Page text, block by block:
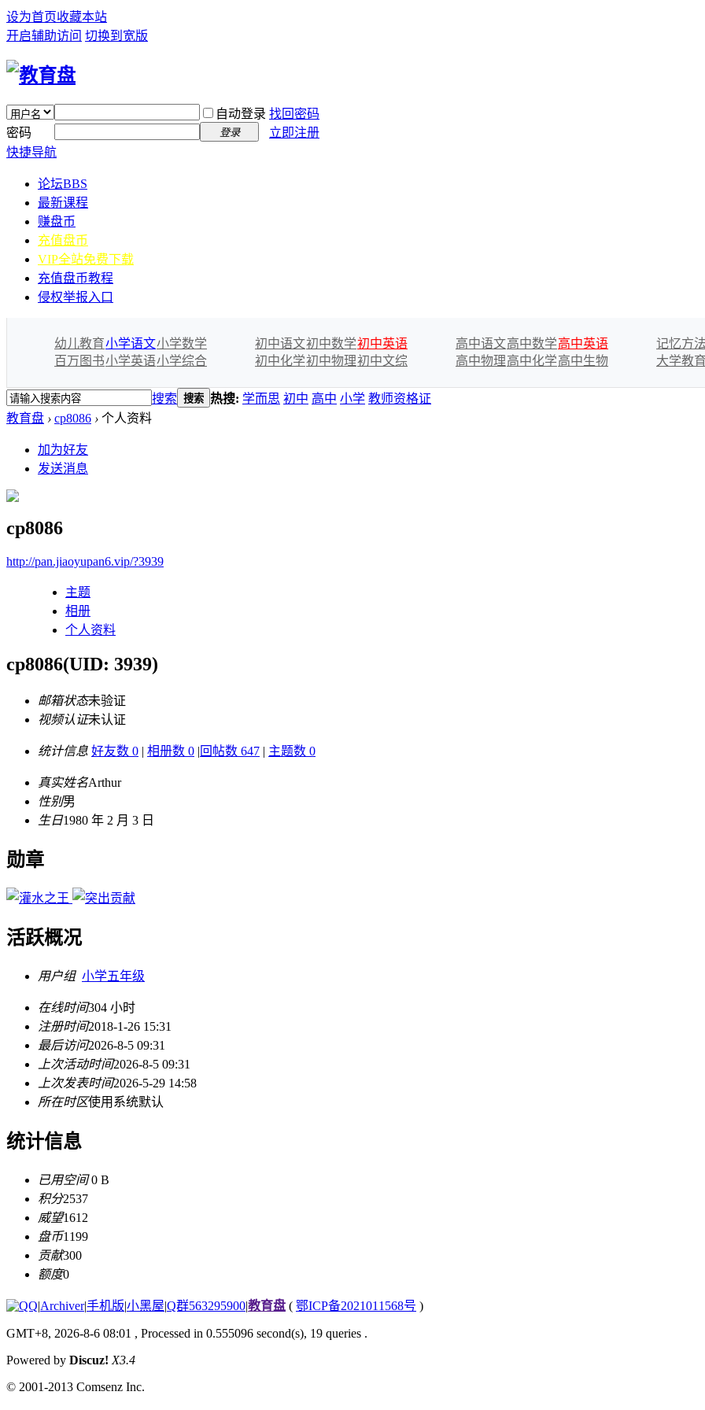
设为首页收藏本站
开启辅助访问 切换到宽版
自动登录 找回密码
密码
登录
立即注册
快捷导航
论坛BBS
最新课程
赚盘币
充值盘币
VIP全站免费下载
充值盘币教程
侵权举报入口
幼儿教育小学语文小学数学
百万图书小学英语小学综合
初中语文初中数学初中英语
初中化学初中物理初中文综
高中语文高中数学高中英语
高中物理高中化学高中生物
记忆方法
大学教育
搜索 搜索 热搜: 学而思 初中 高中 小学 教师资格证
教育盘 › cp8086 › 个人资料
加为好友
发送消息
cp8086
http://pan.jiaoyupan6.vip/?3939
主题
相册
个人资料
cp8086(UID: 3939)
邮箱状态未验证
视频认证未认证
统计信息 好友数 0 | 相册数 0 |回帖数 647 | 主题数 0
真实姓名Arthur
性别男
生日1980 年 2 月 3 日
勋章
活跃概况
用户组 小学五年级
在线时间304 小时
注册时间2018-1-26 15:31
最后访问2026-8-5 09:31
上次活动时间2026-8-5 09:31
上次发表时间2026-5-29 14:58
所在时区使用系统默认
统计信息
已用空间0 B
积分2537
威望1612
盘币1199
贡献300
额度0
|Archiver|手机版|小黑屋|Q群563295900|教育盘 ( 鄂ICP备2021011568号 )
GMT+8, 2026-8-6 08:01 , Processed in 0.555096 second(s), 19 queries .
Powered by Discuz! X3.4
© 2001-2013 Comsenz Inc.